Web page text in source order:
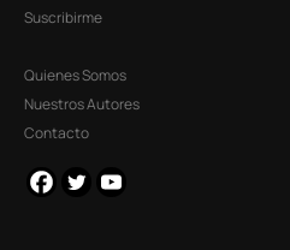
Suscribirme
Quienes Somos
Nuestros Autores
Contacto